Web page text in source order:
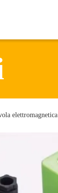
elettromagnetica